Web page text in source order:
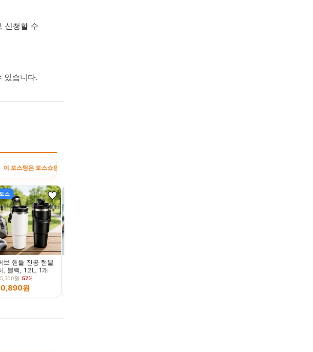
신청할 수
있습니다.
핑 쉐어링크 활동의 일환으로, 이에 따른 일정액의 수수료를 제공받습니다. · 이 포스팅은 쿠팡 파트너스 활
토스
브 핸들 진공 텀블
, 블랙, 1.2L, 1개
원 57%
원